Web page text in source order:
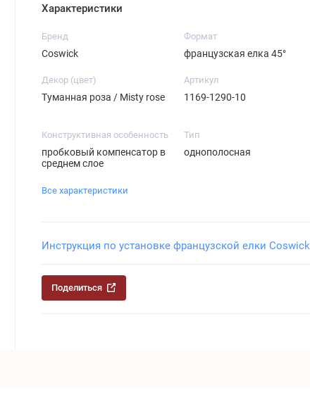
Характеристики
Бренд
Coswick
Формат
французская елка 45°
Декор (цвет)
Туманная роза / Misty rose
Артикул
1169-1290-10
Конструктивная особенность
пробковый компенсатор в
среднем слое
Тип
однополосная
Все характеристики
Поделиться
Инструкция по установке французской елки Coswick